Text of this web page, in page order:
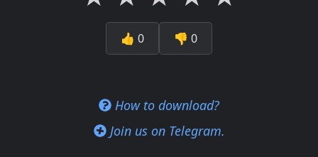
👍 0 👎 0
How to download?
Join us on Telegram.